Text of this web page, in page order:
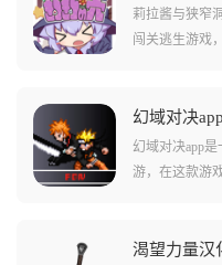
认知。游戏中
说需要自己拼
莉拉酱与狭窄
闯关逃生游戏
后触手怪鱼的
独特的怪物和
中不断前进，
幻域对决app
幻域对决app
游，在这款游
轻松的搓出一
渴望力量汉